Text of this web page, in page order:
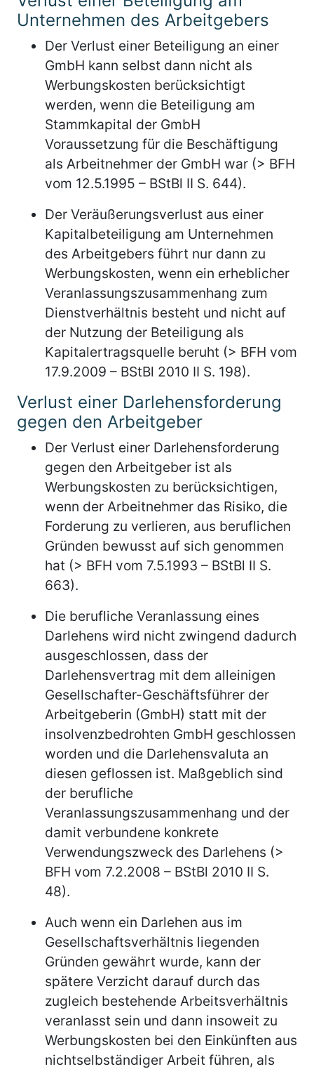
Unternehmen des Arbeitgebers
Der Verlust einer Beteiligung an einer
GmbH kann selbst dann nicht als
Werbungskosten berücksichtigt
werden, wenn die Beteiligung am
Stammkapital der GmbH
Voraussetzung für die Beschäftigung
als Arbeitnehmer der GmbH war (> BFH
vom 12.5.1995 – BStBl II S. 644).
Der Veräußerungsverlust aus einer
Kapitalbeteiligung am Unternehmen
des Arbeitgebers führt nur dann zu
Werbungskosten, wenn ein erheblicher
Veranlassungszusammenhang zum
Dienstverhältnis besteht und nicht auf
der Nutzung der Beteiligung als
Kapitalertragsquelle beruht (> BFH vom
17.9.2009 – BStBl 2010 II S. 198).
Verlust einer Darlehensforderung
gegen den Arbeitgeber
Der Verlust einer Darlehensforderung
gegen den Arbeitgeber ist als
Werbungskosten zu berücksichtigen,
wenn der Arbeitnehmer das Risiko, die
Forderung zu verlieren, aus beruflichen
Gründen bewusst auf sich genommen
hat (> BFH vom 7.5.1993 – BStBl II S.
663).
Die berufliche Veranlassung eines
Darlehens wird nicht zwingend dadurch
ausgeschlossen, dass der
Darlehensvertrag mit dem alleinigen
Gesellschafter-Geschäftsführer der
Arbeitgeberin (GmbH) statt mit der
insolvenzbedrohten GmbH geschlossen
worden und die Darlehensvaluta an
diesen geflossen ist. Maßgeblich sind
der berufliche
Veranlassungszusammenhang und der
damit verbundene konkrete
Verwendungszweck des Darlehens (>
BFH vom 7.2.2008 – BStBl 2010 II S.
48).
Auch wenn ein Darlehen aus im
Gesellschaftsverhältnis liegenden
Gründen gewährt wurde, kann der
spätere Verzicht darauf durch das
zugleich bestehende Arbeitsverhältnis
veranlasst sein und dann insoweit zu
Werbungskosten bei den Einkünften aus
nichtselbständiger Arbeit führen, als